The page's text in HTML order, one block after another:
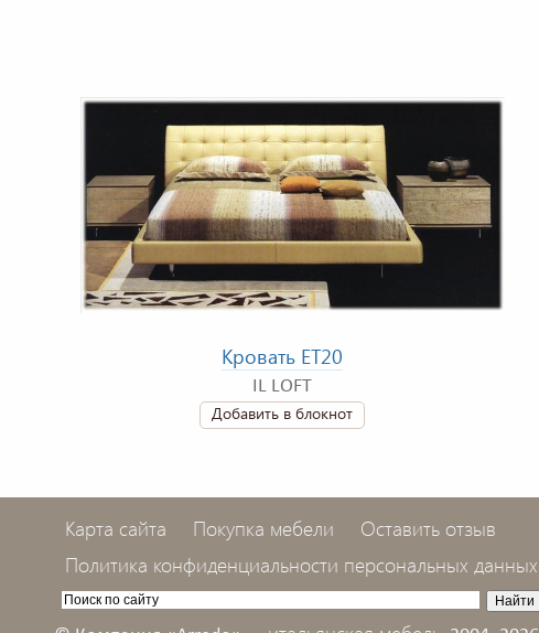
Кровать ET20
IL LOFT
Добавить в блокнот
Карта сайта Покупка мебели
Оставить отзыв
Политика конфиденциальности персональных данных